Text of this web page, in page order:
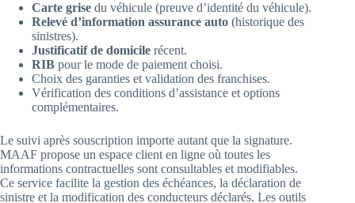
Carte grise du véhicule (preuve d’identité du véhicule).
Relevé d’information assurance auto (historique des
sinistres).
Justificatif de domicile récent.
RIB pour le mode de paiement choisi.
Choix des garanties et validation des franchises.
Vérification des conditions d’assistance et options
complémentaires.
Le suivi après souscription importe autant que la signature.
MAAF propose un espace client en ligne où toutes les
informations contractuelles sont consultables et modifiables.
Ce service facilite la gestion des échéances, la déclaration de
sinistre et la modification des conducteurs déclarés. Les outils